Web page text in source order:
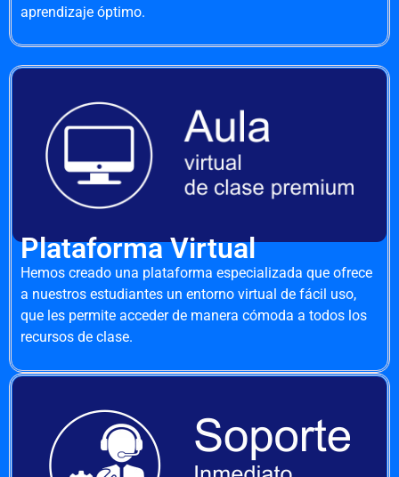
aprendizaje óptimo.
Plataforma Virtual
Hemos creado una plataforma especializada que ofrece
a nuestros estudiantes un entorno virtual de fácil uso,
que les permite acceder de manera cómoda a todos los
recursos de clase.